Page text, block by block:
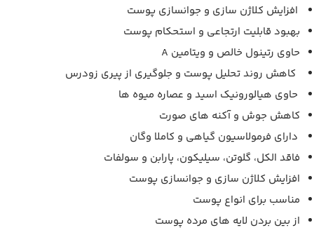
افزایش کلاژن سازی و جوانسازی پوست
بهبود قابلیت ارتجاعی و استحکام پوست
حاوی رتینول خالص و ویتامین A
کاهش روند تحلیل پوست و جلوگیری از پیری زودرس
حاوی هیالورونیک اسید و عصاره میوه ها
کاهش جوش و آکنه های صورت
دارای فرمولاسیون گیاهی و کاملا وگان
فاقد الکل، گلوتن، سیلیکون، پارابن و سولفات
افزایش کلاژن سازی و جوانسازی پوست
مناسب برای انواع پوست
از بین بردن لایه ­های مرده پوست